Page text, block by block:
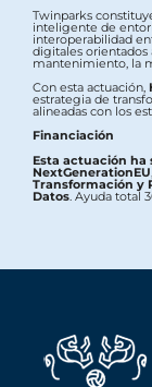
Twinparks
inteligente de
interoperabilidad
digitales orientados
mantenimiento, la
Con esta actuación,
estrategia de
alineadas con los
Financiación
Esta actuación ha
NextGenerationEU
Transformación y
Datos . Ayuda total